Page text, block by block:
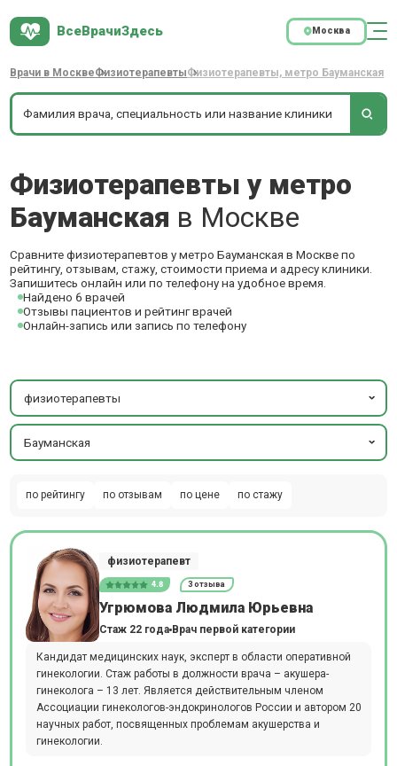
ВсеВрачиЗдесь Москва
Врачи в МосквеФизиотерапевтыФизиотерапевты, метро Бауманская
Физиотерапевты у метро
Бауманская в Москве
Сравните физиотерапевтов у метро Бауманская в Москве по
рейтингу, отзывам, стажу, стоимости приема и адресу клиники.
Запишитесь онлайн или по телефону на удобное время.
Найдено 6 врачей
Отзывы пациентов и рейтинг врачей
Онлайн-запись или запись по телефону
физиотерапевты
Бауманская
по рейтингу по отзывам по цене по стажу
физиотерапевт
4.8 3 отзыва
Угрюмова Людмила Юрьевна
Стаж 22 года Врач первой категории
Кандидат медицинских наук, эксперт в области оперативной
гинекологии. Стаж работы в должности врача – акушера-
гинеколога – 13 лет. Является действительным членом
Ассоциации гинекологов-эндокринологов России и автором 20
научных работ, посвященных проблемам акушерства и
гинекологии.